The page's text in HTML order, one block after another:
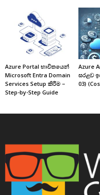
Azure Portal භාවිතයෙන්
Microsoft Entra Domain
Services Setup කිරීම –
Step-by-Step Guide
Azure
සරළව
03)